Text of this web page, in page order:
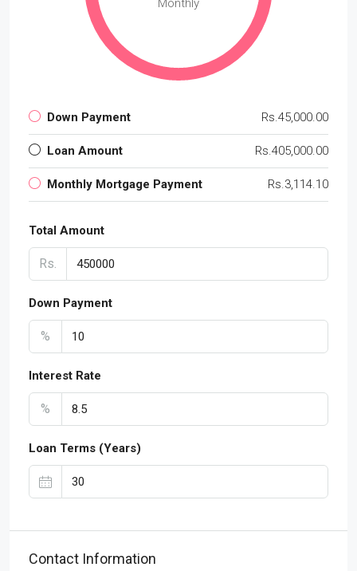
Monthly
Down Payment Rs.45,000.00
Loan Amount Rs.405,000.00
Monthly Mortgage Payment Rs.3,114.10
Total Amount
Rs.
Down Payment
%
Interest Rate
%
Loan Terms (Years)
Contact Information